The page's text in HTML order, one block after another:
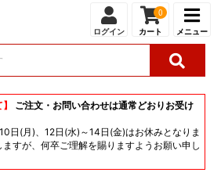
ログイン
0
カート メニュー
ご注文・お問い合わせは通常どおりお受け
日(月)、12日(水)～14日(金)はお休みとなりま
すが、何卒ご理解を賜りますようお願い申し